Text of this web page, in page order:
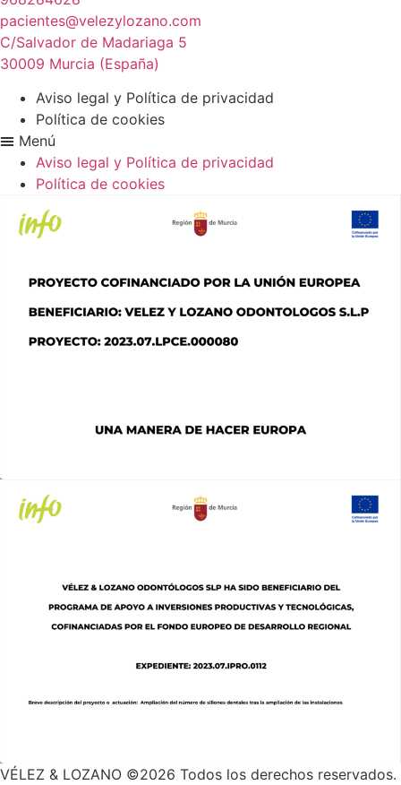
pacientes@velezylozano.com
C/Salvador de Madariaga 5
30009 Murcia (España)
Aviso legal y Política de privacidad
Política de cookies
Menú
Aviso legal y Política de privacidad
Política de cookies
VÉLEZ & LOZANO ©2026 Todos los derechos reservados.